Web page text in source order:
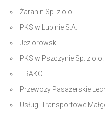
Żaranin Sp. z o.o.
PKS w Lubinie S.A.
Jeziorowski
PKS w Pszczynie Sp. z o.o.
TRAKO
Przewozy Pasażerskie
Usługi Transportowe